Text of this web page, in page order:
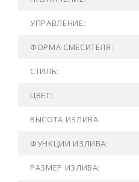
УПРАВЛЕНИЕ:
ФОРМА СМЕСИТЕЛЯ:
СТИЛЬ:
ЦВЕТ:
ВЫСОТА ИЗЛИВА:
ФУНКЦИИ ИЗЛИВА:
РАЗМЕР ИЗЛИВА: